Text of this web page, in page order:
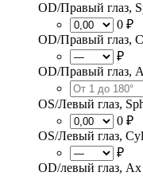
OD/Правый глаз,
0 ₽
OD/Правый глаз,
₽
OD/Правый глаз,
OS/Левый глаз,
0 ₽
OS/Левый глаз, Cyl
₽
OD/левый глаз, Ax